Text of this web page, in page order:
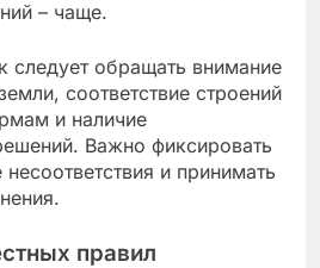
– чаще.
следует обращать внимание
соответствие строений
и наличие
Важно фиксировать
и принимать
правил